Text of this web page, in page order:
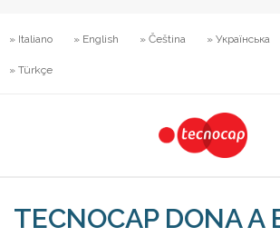
» Italiano » English » Čeština » Українська
» Türkçe
TECNOCAP DONA A